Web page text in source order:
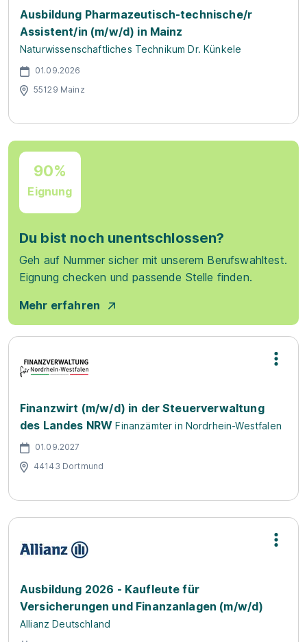
Ausbildung Pharmazeutisch-technische/r
Assistent/in (m/w/d) in Mainz
Naturwissenschaftliches Technikum Dr. Künkele
01.09.2026
55129 Mainz
90%
Eignung
Du bist noch unentschlossen?
Geh auf Nummer sicher mit unserem Berufswahltest.
Eignung checken und passende Stelle finden.
Mehr erfahren
Finanzwirt (m/w/d) in der Steuerverwaltung
des Landes NRW Finanzämter in Nordrhein-Westfalen
01.09.2027
44143 Dortmund
Ausbildung 2026 - Kaufleute für
Versicherungen und Finanzanlagen (m/w/d)
Allianz Deutschland